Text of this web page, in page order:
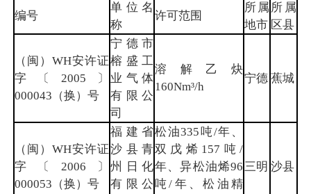
编号
单位名
称
许可范围
所属
地市
所属
区县
（闽）WH安许证
字〔2005〕
000043（换）号
宁德市
榕盛工
业气体
有限公
司
溶解乙炔
160Nm³/h
宁德 蕉城
（闽）WH安许证
字〔2006〕
000053（换）号
福建省
沙县青
州日化
有限公
松油335吨/年、
双戊烯157吨/
年、异松油烯96
吨/年、松油精
三明 沙县